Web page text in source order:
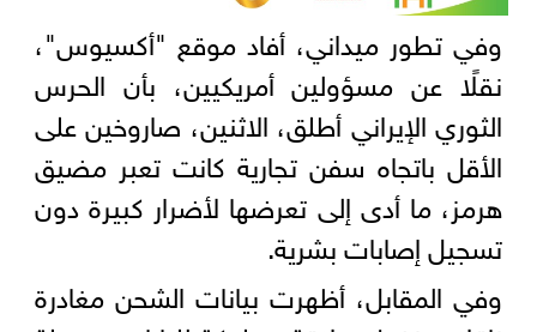
وفي تطور ميداني، أفاد موقع "أكسيوس"،
نقلًا عن مسؤولين أمريكيين، بأن الحرس
الثوري الإيراني أطلق، الاثنين، صاروخين على
الأقل باتجاه سفن تجارية كانت تعبر مضيق
هرمز، ما أدى إلى تعرضها لأضرار كبيرة دون
تسجيل إصابات بشرية.
وفي المقابل، أظهرت بيانات الشحن مغادرة